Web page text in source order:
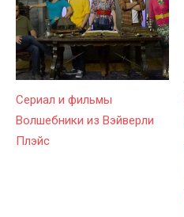
Сериал и фильмы
Волшебники из Вэйверли
Плэйс